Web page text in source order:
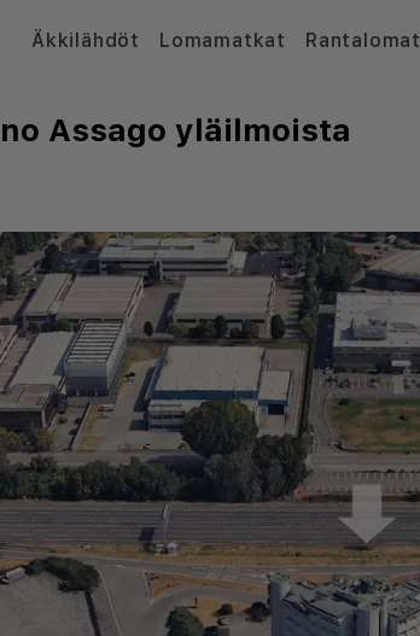
Äkkilähdöt Lomamatkat Rantalomat
Assago yläilmoista